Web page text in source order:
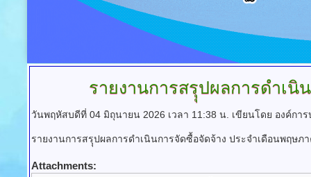
รายงานการสรุุปผลการดำเนิ
วันพฤหัสบดีที่ 04 มิถุนายน 2026 เวลา 11:38 น. เขียนโดย องค์กา
รายงานการสรุุปผลการดำเนินการจัดซื้อจัดจ้าง ประจำเดือนพฤษภ
Attachments: